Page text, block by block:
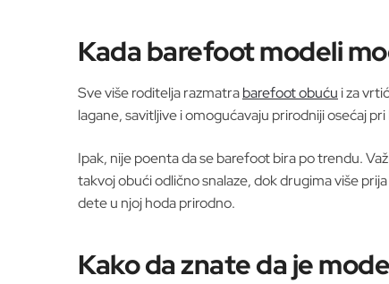
Kada barefoot modeli
Sve više roditelja razmatrabarefoot obuću i za
lagane, savitljive i omogućavaju prirodniji osećaj
Ipak, nije poenta da se barefoot bira po trendu.
takvoj obući odlično snalaze, dok drugima više
dete u njoj hoda prirodno.
Kako da znate da je